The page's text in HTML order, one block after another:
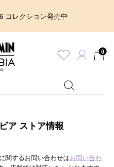
コレクション発売中
0
ア ストア情報
関するお問い合わせはお問い合わ